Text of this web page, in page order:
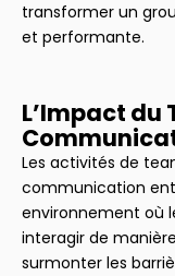
transformer un
et performante.
L’Impact du
Les activités de
communication
environnement où
interagir de
surmonter les